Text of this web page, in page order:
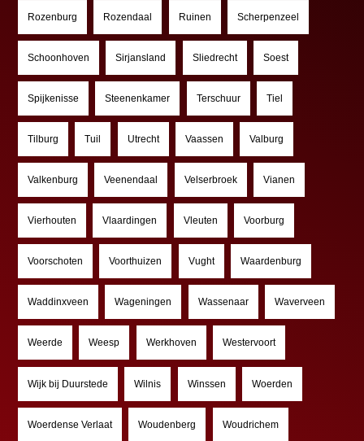
Rozenburg Rozendaal Ruinen Scherpenzeel
Schoonhoven Sirjansland Sliedrecht Soest
Spijkenisse Steenenkamer Terschuur Tiel
Tilburg Tuil Utrecht Vaassen Valburg
Valkenburg Veenendaal Velserbroek Vianen
Vierhouten Vlaardingen Vleuten Voorburg
Voorschoten Voorthuizen Vught Waardenburg
Waddinxveen Wageningen Wassenaar Waverveen
Weerde Weesp Werkhoven Westervoort
Wijk bij Duurstede Wilnis Winssen Woerden
Woerdense Verlaat Woudenberg Woudrichem